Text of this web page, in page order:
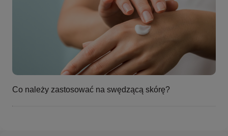
Co należy zastosować na swędzącą skórę?